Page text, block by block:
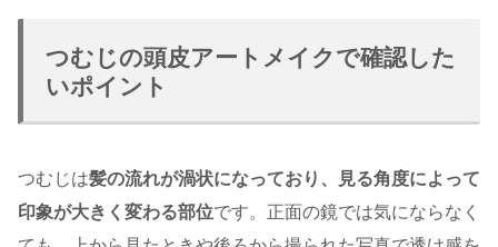
つむじの頭皮アートメイクで確認した
いポイント
つむじは髪の流れが渦状になっており、見る角度によって
印象が大きく変わる部位です。正面の鏡では気にならなく